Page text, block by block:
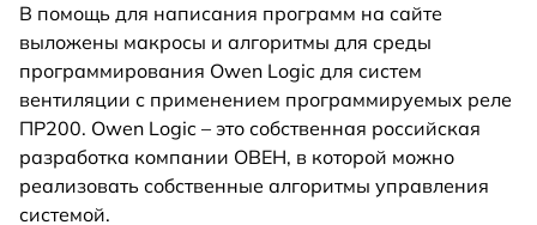
В помощь для написания программ на сайте
выложены макросы и алгоритмы для среды
программирования Owen Logic для систем
вентиляции с применением программируемых реле
ПР200. Owen Logic – это собственная российская
разработка компании ОВЕН, в которой можно
реализовать собственные алгоритмы управления
системой.